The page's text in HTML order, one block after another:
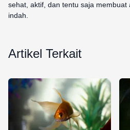
sehat, aktif, dan tentu saja
indah.
Artikel Terkait